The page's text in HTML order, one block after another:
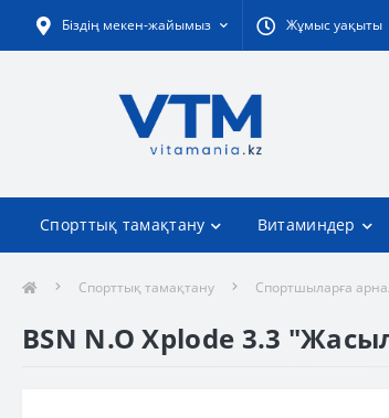
Біздің мекен-жайымыз Жұмыс уақыты
Спорттық тамақтану Витаминдер
Спорттық тамақтану Спортшыларға
BSN N.O Xplode 3.3